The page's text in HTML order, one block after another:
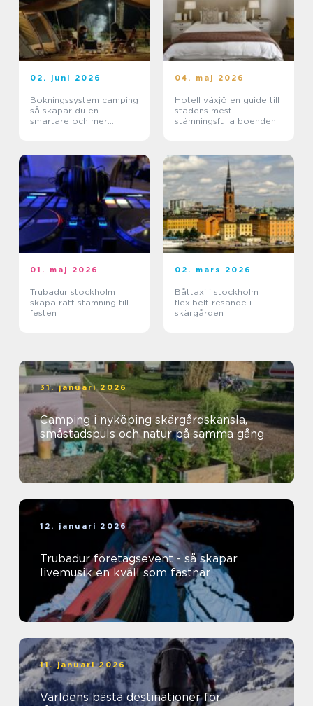
02. juni 2026
Bokningssystem camping
så skapar du en
smartare och mer
04. maj 2026
Hotell växjö en guide till
stadens mest
stämningsfulla boenden
01. maj 2026
Trubadur stockholm
skapa rätt stämning till
festen
02. mars 2026
Båttaxi i stockholm
flexibelt resande i
skärgården
31. januari 2026
Camping i nyköping skärgårdskänsla,
småstadspuls och natur på samma gång
12. januari 2026
Trubadur företagsevent - så skapar
livemusik en kväll som fastnar
11. januari 2026
Världens bästa destinationer för